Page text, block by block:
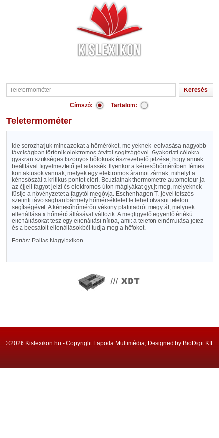
Címszó: Tartalom:
Teletermométer
Ide sorozhatjuk mindazokat a hőmérőket, melyeknek leolvasása nagyobb
távolságban történik elektromos átvitel segítségével. Gyakorlati célokra
gyakran szükséges bizonyos hőfoknak észrevehető jelzése, hogy annak
beálltával figyelmeztető jel adassék. Ilyenkor a kénesőhőmérőben fémes
kontaktusok vannak, melyek egy elektromos áramot zárnak, mihelyt a
kénesőszál a kritikus pontot eléri. Bouziatnak thermometre automoteur-ja
az éjjeli fagyot jelzi és elektromos úton máglyákat gyujt meg, melyeknek
füstje a növényzetet a fagytól megóvja. Eschenhagen T.-jével tetszés
szerinti távolságban bármely hőmérsékletet le lehet olvasni telefon
segítségével. A kénesőhőmérőn vékony platinadrót megy át, melynek
ellenállása a hőmérő állásával változik. A megfigyelő egyenlő értékü
ellenállásokat tesz egy ellenállási hídba, amit a telefon elnémulása jelez
és a becsatolt ellenállásokból tudja meg a hőfokot.
Forrás: Pallas Nagylexikon
©2026 Kislexikon.hu - Copyright Lapoda Multimédia, Designed by BioDigit Kft.